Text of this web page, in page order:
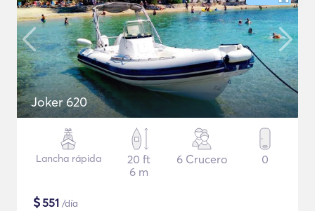
Joker 620
Lancha rápida
20 ft
6 m
6 Crucero 0
$551 /día